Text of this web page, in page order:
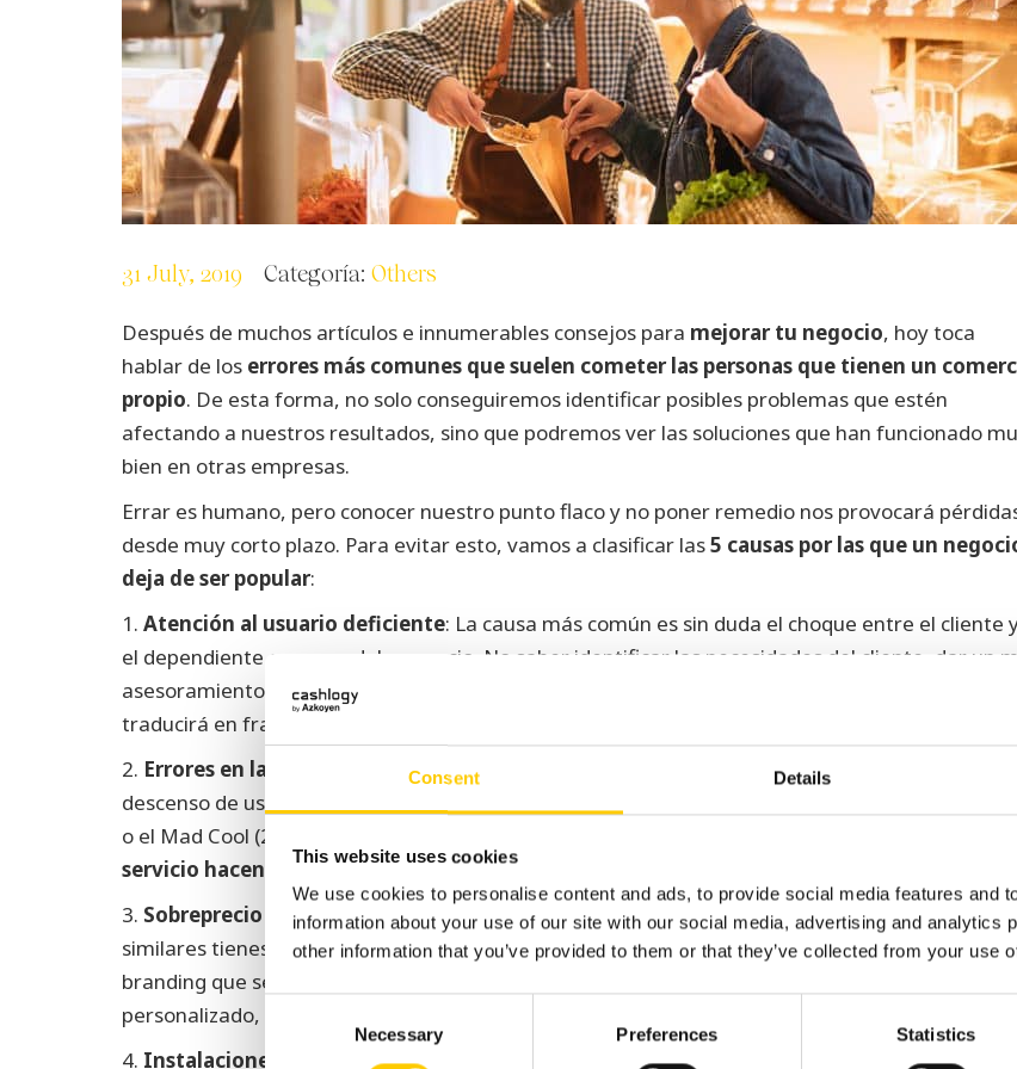
Consent Details
This website uses cookies
We use cookies to personalise content and ads, to provide social media features and
information about your use of our site with our social media, advertising and analytics
other information that you’ve provided to them or that they’ve collected from your use
Necessary Preferences Statistics
31 July, 2019 Categoría: Others
Después de muchos artículos e innumerables consejos para mejorar tu negocio, hoy toca
hablar de los errores más comunes que suelen cometer las personas que tienen un
propio. De esta forma, no solo conseguiremos identificar posibles problemas que estén
afectando a nuestros resultados, sino que podremos ver las soluciones que han funcionado
bien en otras empresas.
Errar es humano, pero conocer nuestro punto flaco y no poner remedio nos provocará
desde muy corto plazo. Para evitar esto, vamos a clasificar las5 causas por las que un
deja de ser popular:
1. Atención al usuario deficiente: La causa más común es sin duda el choque entre el cliente
el dependiente o asesor del comercio. No saber identificar las necesidades del cliente, dar un
asesoramiento y
priorizar la venta a corto plazo por encima de la fidelización
traducirá en fracaso.
2. Errores en la organización de eventos
: Este año han llamado la atención particularmente el
descenso de usuarios de festivales tan populares como el BBK Live (un 6% menos de asistentes)
o el Mad Cool (22% menos de asistentes). Errores en la organización,
servicio hacen que los clientes no quieran repetir
3. Sobreprecio sin justificación: Para vender un producto a un precio superior al de comercios
similares tienes que ofrecer un valor añadido que el resto no da. Puede ser la inversión en
branding que se refleje en un mayor prestigio, beneficios por fidelización o un asesoramiento
personalizado, pero el sobreprecio nunca debe ser injustificado.
4. Instalaciones descuidadas: Los clientes son cada vez más exigentes y las redes sociales